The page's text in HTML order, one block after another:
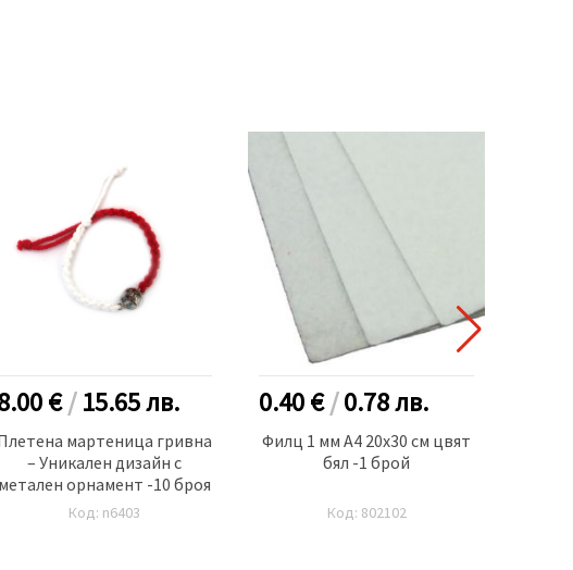
€/15.65лв.
мартеница гривна
– Уникален дизайн с
метален орнамент -10 броя
Код: n6403
0.40 €/0.78лв.
Филц 1 мм A4 20x30 см цвят
бял -1 брой
Код: 802102